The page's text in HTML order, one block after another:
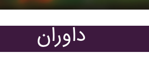
داوران